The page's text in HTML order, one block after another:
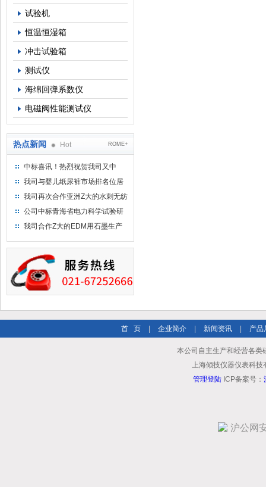
试验机
恒温恒湿箱
冲击试验箱
测试仪
海绵回弹系数仪
电磁阀性能测试仪
热点新闻 Hot ROME+
中标喜讯！热烈祝贺我司又中
标！
我司与婴儿纸尿裤市场排名位居
名的全日美实业合作成功！
我司再次合作亚洲Z大的水刺无纺
布供应商-南六企业！
公司中标青海省电力科学试验研
究院！
我司合作Z大的EDM用石墨生产
首 页 企业简介 新闻资讯 产品
本公司自主生产和经营各类
上海倾技仪器仪表科技
管理登陆 ICP备案号：
沪公网